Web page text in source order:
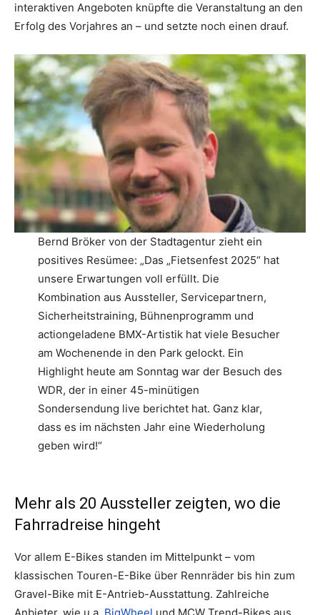
interaktiven Angeboten knüpfte die Veranstaltung an den
Erfolg des Vorjahres an – und setzte noch einen drauf.
Bernd Bröker von der Stadtagentur zieht ein
positives Resümee: „Das „Fietsenfest 2025“ hat
unsere Erwartungen voll erfüllt. Die
Kombination aus Aussteller, Servicepartnern,
Sicherheitstraining, Bühnenprogramm und
actiongeladene BMX-Artistik hat viele Besucher
am Wochenende in den Park gelockt. Ein
Highlight heute am Sonntag war der Besuch des
WDR, der in einer 45-minütigen
Sondersendung live berichtet hat. Ganz klar,
dass es im nächsten Jahr eine Wiederholung
geben wird!“
Mehr als 20 Aussteller zeigten, wo die
Fahrradreise hingeht
Vor allem E-Bikes standen im Mittelpunkt – vom
klassischen Touren-E-Bike über Rennräder bis hin zum
Gravel-Bike mit E-Antrieb-Ausstattung. Zahlreiche